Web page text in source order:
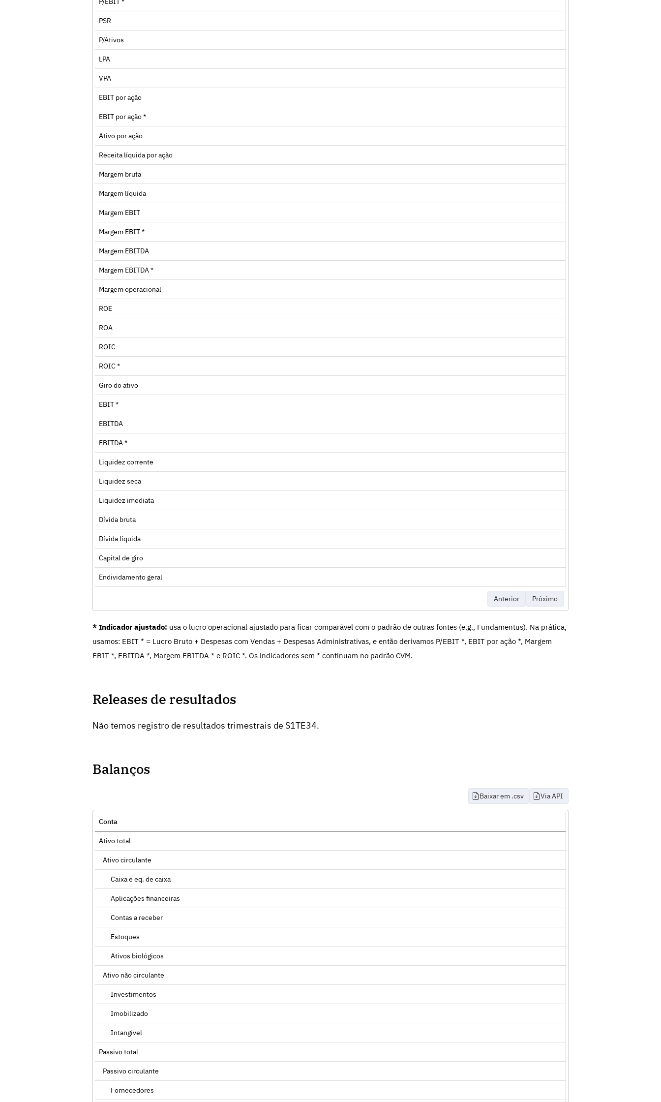
PSR
P/Ativos
LPA
VPA
EBIT por ação
EBIT por ação *
Ativo por ação
Receita líquida por ação
Margem bruta
Margem líquida
Margem EBIT
Margem EBIT *
Margem EBITDA
Margem EBITDA *
Margem operacional
ROE
ROA
ROIC
ROIC *
Giro do ativo
EBIT *
EBITDA
EBITDA *
Liquidez corrente
Liquidez seca
Liquidez imediata
Dívida bruta
Dívida líquida
Capital de giro
Endividamento geral
Anterior Próximo
* Indicador ajustado: usa o lucro operacional ajustado para ficar comparável com o padrão de outras fontes (e.g., Fundamentus). Na prática,
usamos: EBIT * = Lucro Bruto + Despesas com Vendas + Despesas Administrativas, e então derivamos P/EBIT *, EBIT por ação *, Margem
EBIT *, EBITDA *, Margem EBITDA * e ROIC *. Os indicadores sem * continuam no padrão CVM.
Releases de resultados
Não temos registro de resultados trimestrais de S1TE34.
Balanços
Baixar em .csv Via API
Conta
Ativo total
Ativo circulante
Caixa e eq. de caixa
Aplicações financeiras
Contas a receber
Estoques
Ativos biológicos
Ativo não circulante
Investimentos
Imobilizado
Intangível
Passivo total
Passivo circulante
Fornecedores